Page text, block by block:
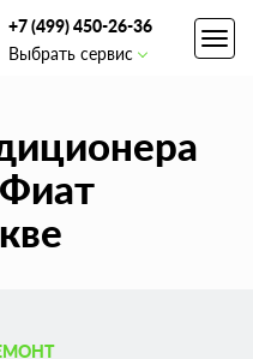
+7 (499) 450-26-36
Выбрать сервис